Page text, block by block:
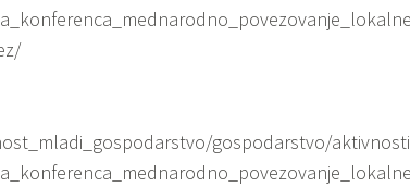
gospodarstvo/aktivnosti_